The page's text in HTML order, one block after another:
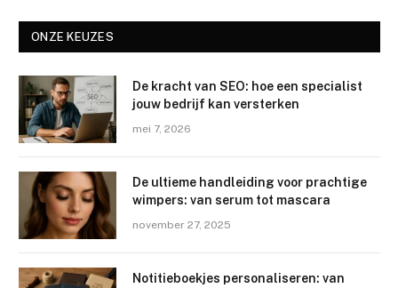
ONZE KEUZES
De kracht van SEO: hoe een specialist
jouw bedrijf kan versterken
mei 7, 2026
De ultieme handleiding voor prachtige
wimpers: van serum tot mascara
november 27, 2025
Notitieboekjes personaliseren: van